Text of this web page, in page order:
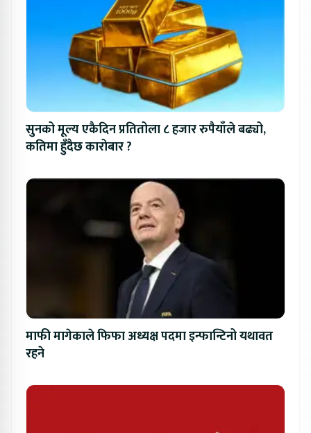
सुनको मूल्य एकैदिन प्रतितोला ८ हजार रुपैयाँले बढ्यो,
कतिमा हुँदैछ कारोबार ?
माफी मागेकाले फिफा अध्यक्ष पदमा इन्फान्टिनो यथावत
रहने